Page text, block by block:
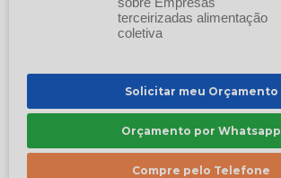
Solicitar meu Orçamento
Orçamento por Whatsapp
Compre pelo Telefone